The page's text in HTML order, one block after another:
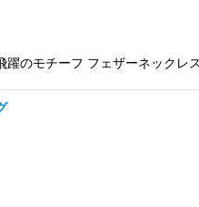
躍のモチーフ フェザーネック